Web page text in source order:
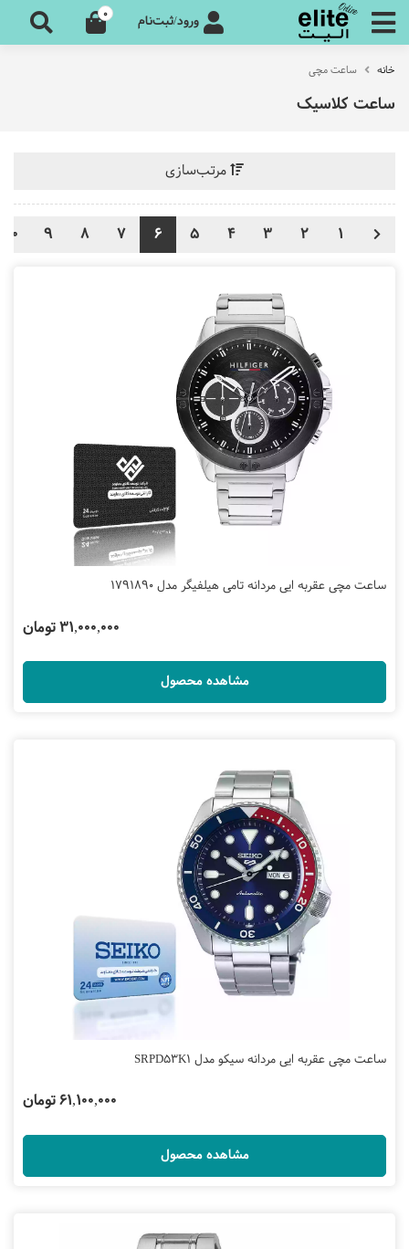
ورود/ثبت‌نام 0
خانه ساعت مچی
ساعت کلاسیک
مرتب‌سازی
1
2
3
4
5
6
7
8
9
10
ساعت مچی عقربه ایی مردانه تامی هیلفیگر مدل 1791890
31,000,000 تومان
مشاهده محصول
ساعت مچی عقربه ایی مردانه سیکو مدل SRPD53K1
61,100,000 تومان
مشاهده محصول